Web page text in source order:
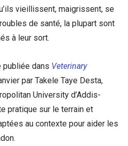
vieillissent, maigrissent, se
de santé, la plupart sont
à leur sort.
publiée dans Veterinary
par Takele Taye Desta,
University d’Addis-
pratique sur le terrain et
au contexte pour aider les